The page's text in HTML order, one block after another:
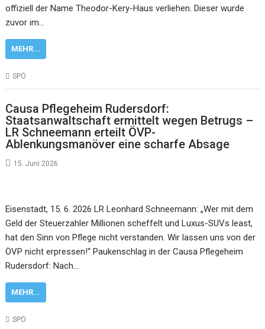
offiziell der Name Theodor-Kery-Haus verliehen. Dieser wurde
zuvor im…
MEHR...
SPÖ
Causa Pflegeheim Rudersdorf:
Staatsanwaltschaft ermittelt wegen Betrugs –
LR Schneemann erteilt ÖVP-
Ablenkungsmanöver eine scharfe Absage
15. Juni 2026
Eisenstadt, 15. 6. 2026 LR Leonhard Schneemann: „Wer mit dem
Geld der Steuerzahler Millionen scheffelt und Luxus-SUVs least,
hat den Sinn von Pflege nicht verstanden. Wir lassen uns von der
ÖVP nicht erpressen!“ Paukenschlag in der Causa Pflegeheim
Rudersdorf: Nach…
MEHR...
SPÖ